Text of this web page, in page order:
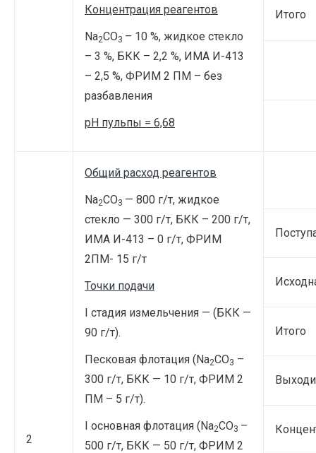
Концентрация реагентов
Na2CO3 – 10 %, жидкое стекло
– 3 %, БКК – 2,2 %, ИМА И-413
– 2,5 %, ФРИМ 2 ПМ – без
разбавления
рН пульпы = 6,68
Итого
2
Общий расход реагентов
Na2CO3 — 800 г/т, жидкое
стекло — 300 г/т, БКК – 200 г/т,
ИМА И-413 – 0 г/т, ФРИМ
2ПМ- 15 г/т
Точки подачи
I стадия измельчения — (БКК —
90 г/т).
Песковая флотация (Na2CO3 –
300 г/т, БКК — 10 г/т, ФРИМ 2
ПМ – 5 г/т).
I основная флотация (Na2CO3 –
500 г/т, БКК — 50 г/т, ФРИМ 2
Итого